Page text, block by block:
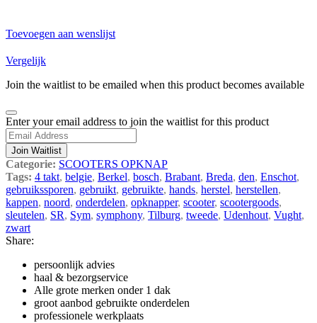
Toevoegen aan wenslijst
Vergelijk
Join the waitlist to be emailed when this product becomes available
Dismiss
notification
Enter your email address to join the waitlist for this product
Join Waitlist
Categorie: SCOOTERS OPKNAP
Tags: 4 takt, belgie, Berkel, bosch, Brabant, Breda, den, Enschot,
gebruikssporen, gebruikt, gebruikte, hands, herstel, herstellen,
kappen, noord, onderdelen, opknapper, scooter, scootergoods,
sleutelen, SR, Sym, symphony, Tilburg, tweede, Udenhout, Vught,
zwart
Share:
persoonlijk advies
haal & bezorgservice
Alle grote merken onder 1 dak
groot aanbod gebruikte onderdelen
professionele werkplaats